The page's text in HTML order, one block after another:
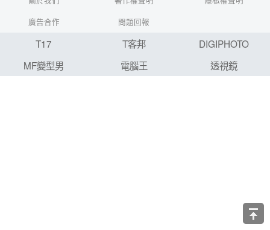
廣告合作
問題回報
T17 T客邦
DIGIPHOTO
MF變型男
電腦王 透視鏡